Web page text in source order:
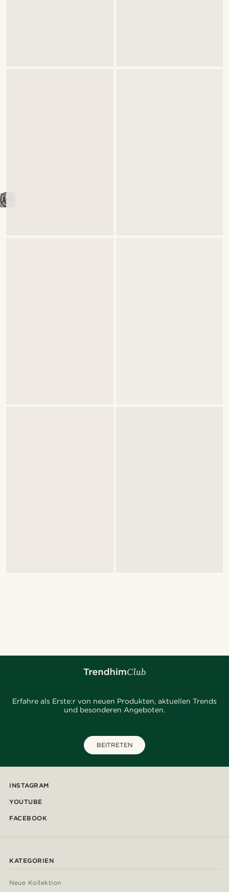
Erfahre als Erste:r von neuen Produkten, aktuellen Trends
und besonderen Angeboten.
BEITRETEN
INSTAGRAM
YOUTUBE
FACEBOOK
KATEGORIEN
Neue Kollektion